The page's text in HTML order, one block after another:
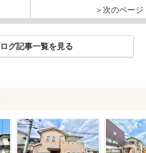
＞次のページ
グ記事一覧を見る